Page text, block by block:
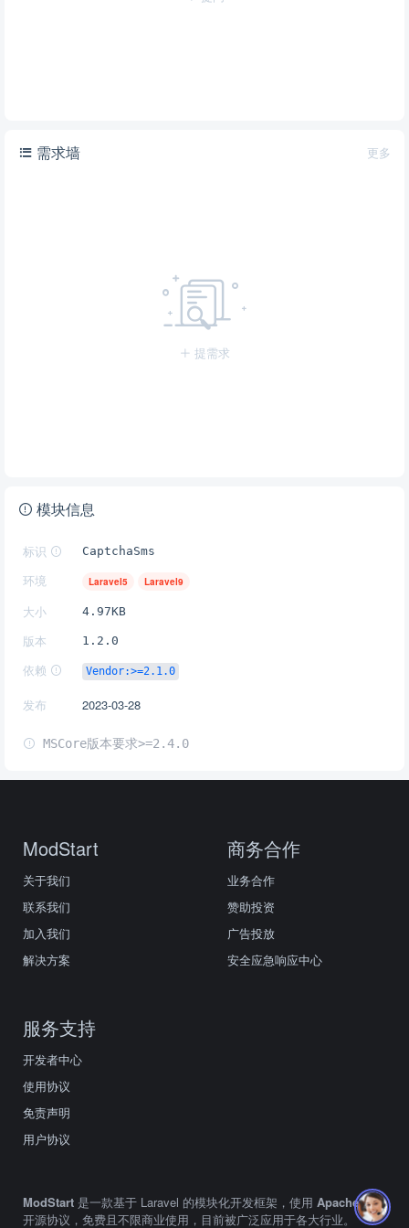
更多
需求墙
提需求
模块信息
标识 CaptchaSms
环境 Laravel5 Laravel9
大小 4.97KB
版本 1.2.0
依赖 Vendor:>=2.1.0
发布 2023-03-28
MSCore版本要求>=2.4.0
ModStart
关于我们
联系我们
加入我们
解决方案
商务合作
业务合作
赞助投资
广告投放
安全应急响应中心
服务支持
开发者中心
使用协议
免责声明
用户协议
ModStart 是一款基于 Laravel 的模块化开发框架，使用 Apache2.0
开源协议，免费且不限商业使用，目前被广泛应用于各大行业。